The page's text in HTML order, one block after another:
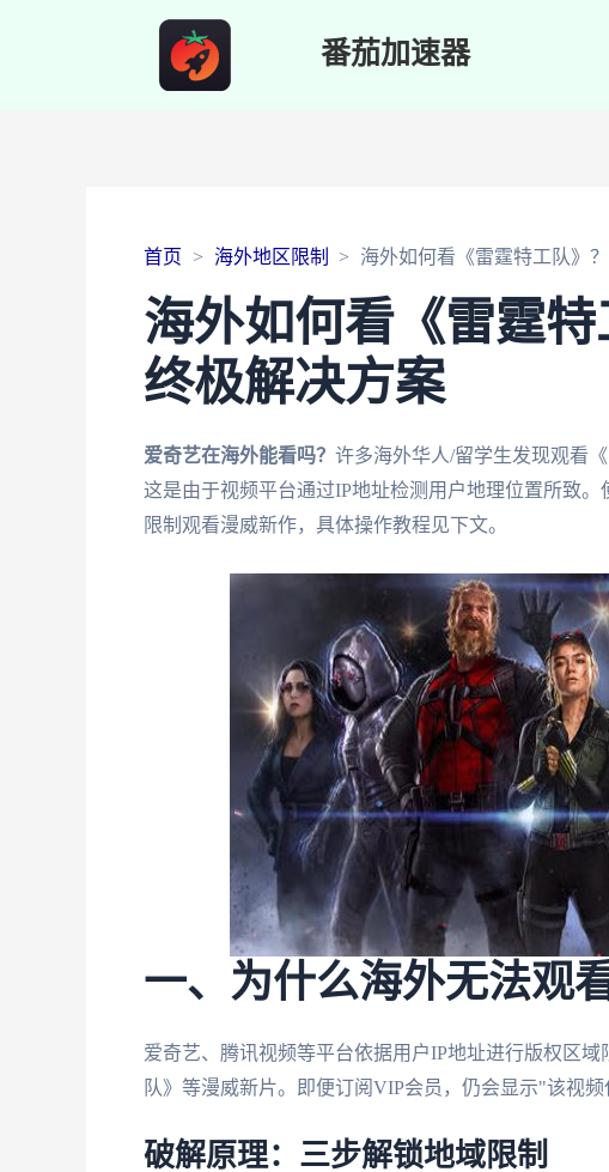
番茄加速器
首页 海外地区限制 海外如何看《雷霆特工队》
海外如何看《雷霆
终极解决方案
爱奇艺在海外能看吗？ 许多海外华人/留学生发现观看
这是由于视频平台通过IP地址检测用户地理位置所致。
限制观看漫威新作，具体操作教程见下文。
一、为什么海外无法观
爱奇艺、腾讯视频等平台依据用户IP地址进行版权区
队》等漫威新片。即便订阅VIP会员，仍会显示"该视
破解原理：三步解锁地域限制